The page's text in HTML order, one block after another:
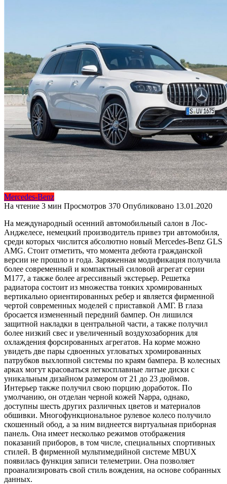
Mercedes-Benz
На чтение 3 мин Просмотров 370 Опубликовано 13.01.2020
На международный осенний автомобильный салон в Лос-
Анджелесе, немецкий производитель привез три автомобиля,
среди которых числится абсолютно новый Mercedes-Benz GLS
AMG. Стоит отметить, что момента дебюта гражданской
версии не прошло и года. Заряженная модификация получила
более современный и компактный силовой агрегат серии
M177, а также более агрессивный экстерьер. Решетка
радиатора состоит из множества тонких хромированных
вертикально ориентированных ребер и является фирменной
чертой современных моделей с приставкой АМГ. В глаза
бросается измененный передний бампер. Он лишился
защитной накладки в центральной части, а также получил
более низкий свес и увеличенный воздухозаборник для
охлаждения форсированных агрегатов. На корме можно
увидеть две пары сдвоенных угловатых хромированных
патрубков выхлопной системы по краям бампера. В колесных
арках могут красоваться легкосплавные литые диски с
уникальным дизайном размером от 21 до 23 дюймов.
Интерьер также получил свою порцию доработок. По
умолчанию, он отделан черной кожей Nappa, однако,
доступны шесть других различных цветов и материалов
обшивки. Многофункциональное рулевое колесо получило
скошенный обод, а за ним виднеется виртуальная приборная
панель. Она имеет несколько режимов отображения
показаний приборов, в том числе, специальных спортивных
стилей. В фирменной мультимедийной системе MBUX
появилась функция записи телеметрии. Она позволяет
проанализировать свой стиль вождения, на основе собранных
данных.